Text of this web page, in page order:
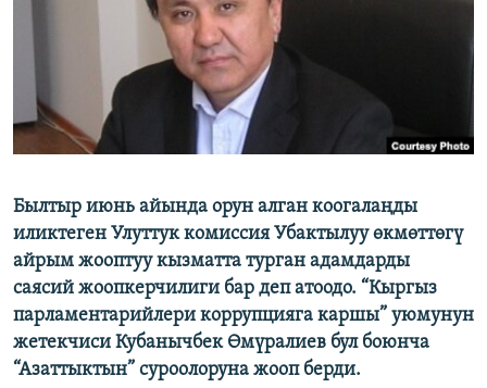
ЫҢГАЙСЫЗ СУРООЛОР
ЭЕ/АРнун бардык сайттары
Былтыр июнь айында орун алган коогалаңды
иликтеген Улуттук комиссия Убактылуу өкмөттөгү
айрым жооптуу кызматта турган адамдарды
саясий жоопкерчилиги бар деп атоодо. “Кыргыз
парламентарийлери коррупцияга каршы” уюмунун
жетекчиси Кубанычбек Өмүралиев бул боюнча
“Азаттыктын” суроолоруна жооп берди.